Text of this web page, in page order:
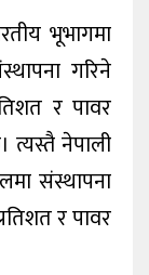
भूभागमा
गरिने
र पावर
त्यस्तै नेपाली
संस्थापना
र पावर